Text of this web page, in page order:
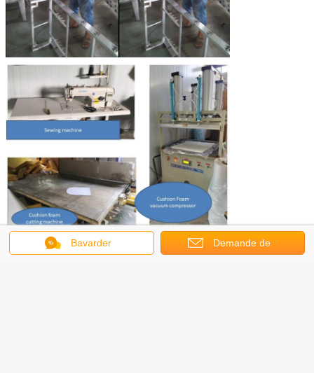
Bavarder Demande de